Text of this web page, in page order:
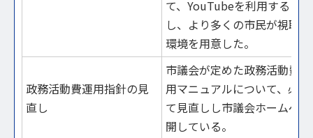
て、YouTubeを利用するこ
し、より多くの市民が視聴
環境を用意した。
政務活動費運用指針の見
直し
市議会が定めた政務活動費
用マニュアルについて、必
て見直しし市議会ホームペ
開している。